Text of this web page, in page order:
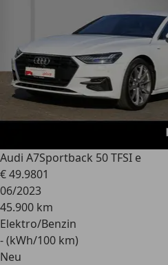
Audi A7Sportback 50 TFSI e
€ 49.9801
06/2023
45.900 km
Elektro/Benzin
- (kWh/100 km)
Neu